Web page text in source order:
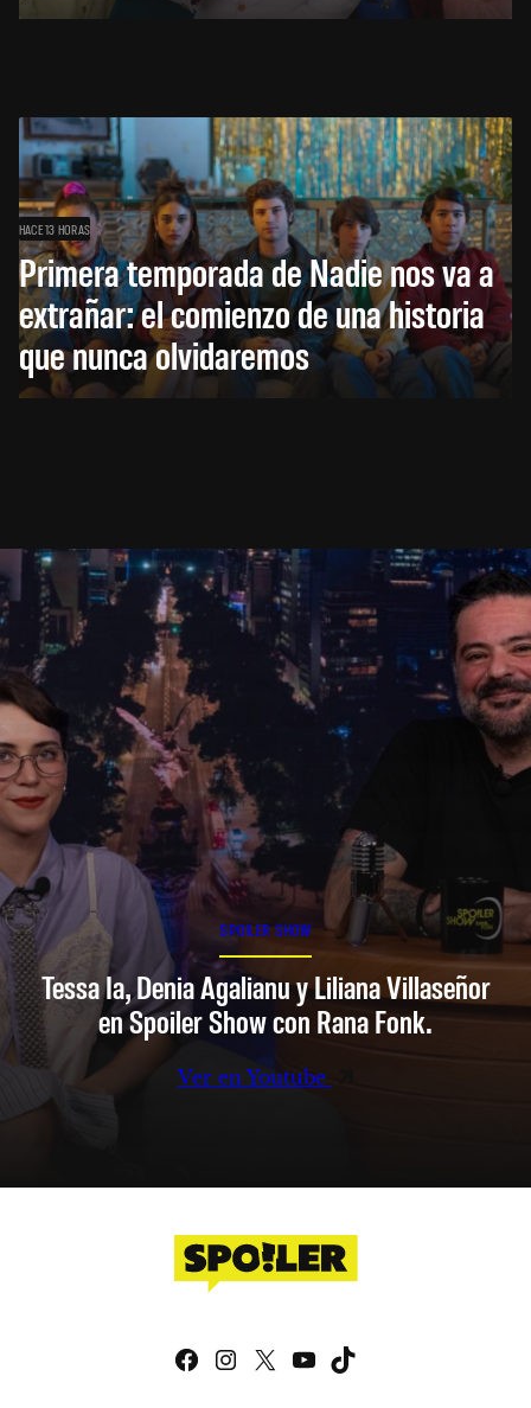
HACE 13 HORAS
Primera temporada de Nadie nos va a
extrañar: el comienzo de una historia
que nunca olvidaremos
SPOILER SHOW
Tessa Ia, Denia Agalianu y Liliana Villaseñor
en Spoiler Show con Rana Fonk.
Ver en Youtube
Facebook
Instagram
X YouTube